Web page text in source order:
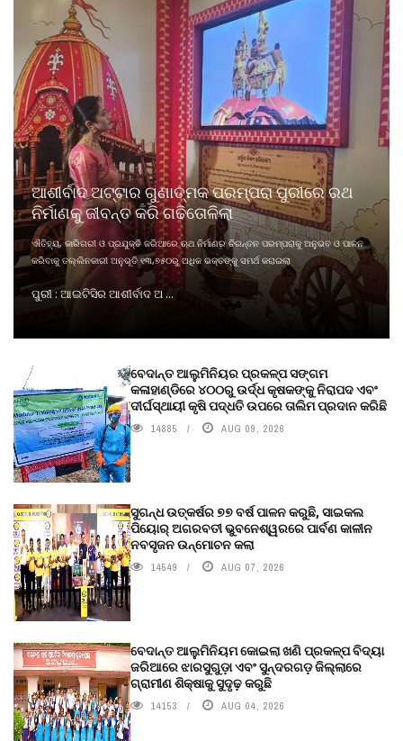
ଆଶୀର୍ବାଦ ଅଟ୍ଟାର ଗୁଣାତ୍ମକ ପରମ୍ପରା ପୁରୀରେ ରଥ
ନିର୍ମାଣକୁ ଜୀବନ୍ତ କରି ଗଢିତୋଳିଲା
ଐତିହ୍ୟ, କାରିଗରୀ ଓ ପ୍ରଯୁକ୍ତି ଜରିଆରେ ଋଥ ନିର୍ମାଣର ଚିରନ୍ତନ ପରମ୍ପରାକୁ ଅନୁଭବ ଓ ପାଳନ
କରିବାକୁ ତଲ୍ଲିନକାରୀ ଅନୁଭୂତି ୧୩,୭୫୦ରୁ ଅଧିକ ଭକ୍ତଙ୍କୁ ସମର୍ଥ କରାଇଲା
ପୁରୀ : ଆଇଟିସିର ଆଶୀର୍ବାଦ ଅ ...
ବେଦାନ୍ତ ଆଲୁମିନିୟର ପ୍ରକଳ୍ପ ସଙ୍ଗମ
କଳାହାଣ୍ଡିରେ ୪୦୦ରୁ ଉର୍ଦ୍ଧ କୃଷକଙ୍କୁ ନିରାପଦ ଏବଂ
ଦୀର୍ଘସ୍ଥାୟୀ କୃଷି ପଦ୍ଧତି ଉପରେ ତାଲିମ ପ୍ରଦାନ କରିଛି
14885 AUG 09, 2026
ସୁଗନ୍ଧ ଉତ୍କର୍ଷର ୭୭ ବର୍ଷ ପାଳନ କରୁଛି, ସାଇକଲ
ପିୟୋର୍‌ ଅଗରବତୀ ଭୁବନେଶ୍ୱରରେ ପାର୍ବଣ କାଳୀନ
ନବସୃଜନ ଉନ୍ମୋଚନ କଲା
14549 AUG 07, 2026
ବେଦାନ୍ତ ଆଲୁମିନିୟମ କୋଇଲା ଖଣି ପ୍ରକଳ୍ପ ବିଦ୍ୟା
ଜରିଆରେ ଝାରସୁଗୁଡ଼ା ଏବଂ ସୁନ୍ଦରଗଡ଼ ଜିଲ୍ଲାରେ
ଗ୍ରାମୀଣ ଶିକ୍ଷାକୁ ସୁଦୃଢ଼ କରୁଛି
14153 AUG 04, 2026